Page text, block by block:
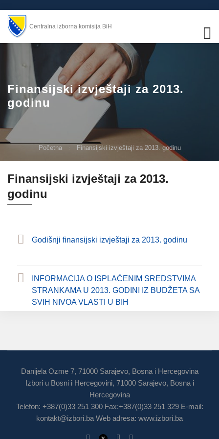
Centralna izborna komisija BiH
Finansijski izvještaji za 2013.
godinu
Početna Finansijski izvještaji za 2013. godinu
Finansijski izvještaji za 2013.
godinu
Godišnji finansijski izvještaji za 2013. godinu
INFORMACIJA O ISPLAĆENIM SREDSTVIMA
STRANKAMA U 2013. GODINI IZ BUDŽETA SA
SVIH NIVOA VLASTI U BIH
Danijela Ozme 7, 71000 Sarajevo, Bosna i Hercegovina
Izbori u Bosni i Hercegovini, 71000 Sarajevo, Bosna i
Hercegovina
Telefon: +387(0)33 251 300 Fax:+387(0)33 251 329 E-mail:
kontakt@izbori.ba Web adresa: www.izbori.ba